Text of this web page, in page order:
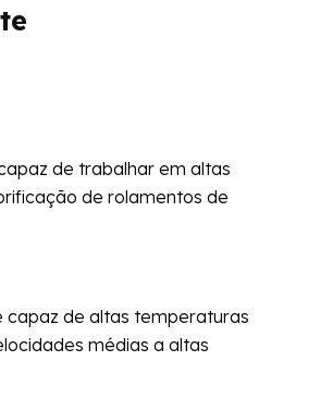
de trabalhar em altas
de rolamentos de
capaz de altas temperaturas
médias a altas